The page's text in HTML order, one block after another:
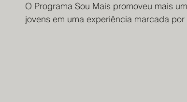
Educandário N. Senhora do Amparo
O Programa Sou Mais promoveu mais
jovens em uma experiência marcada